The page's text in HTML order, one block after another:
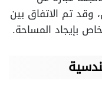
تم الاتفاق بين
بإيجاد المساحة.